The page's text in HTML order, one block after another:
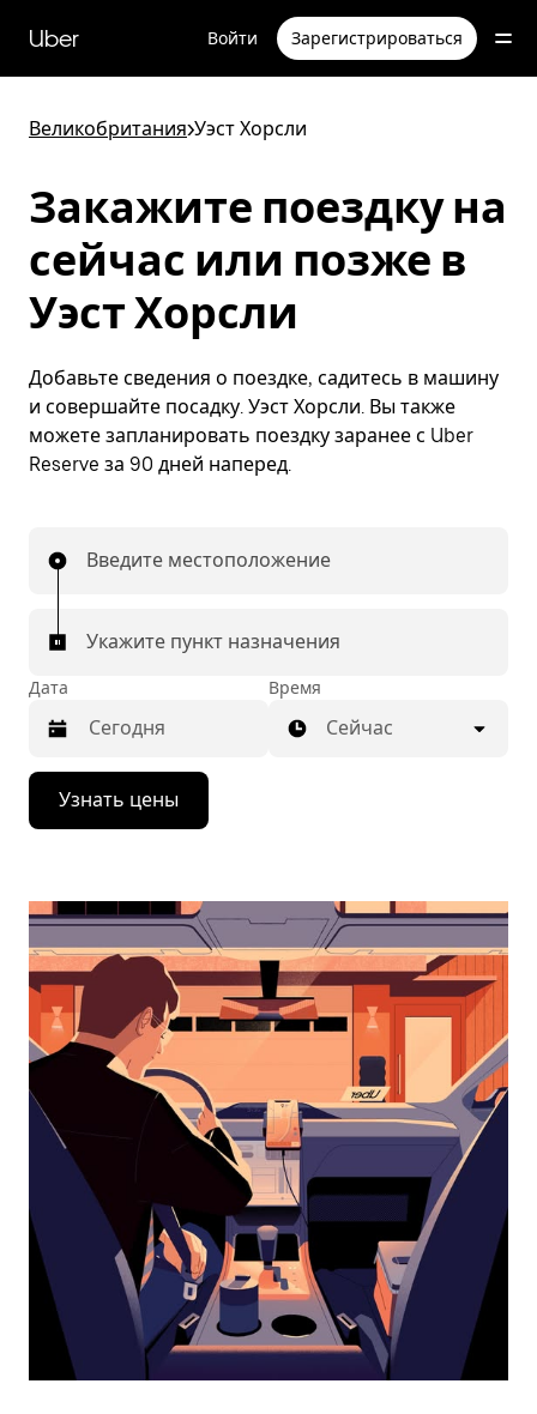
перейти
к
содержимому
Uber Войти Зарегистрироваться
Великобритания>Уэст Хорсли
Закажите поездку на
сейчас или позже в
Уэст Хорсли
Добавьте сведения о поездке, садитесь в машину
и совершайте посадку. Уэст Хорсли. Вы также
можете запланировать поездку заранее с Uber
Reserve за 90 дней наперед.
Введите местоположение
Укажите пункт назначения
Дата
Нажмите
стрелку
вниз,
календарю
выбрать
дату.
Чтобы
закрыть
календарь,
нажмите
Esc.
Время
Сейчас
Узнать цены